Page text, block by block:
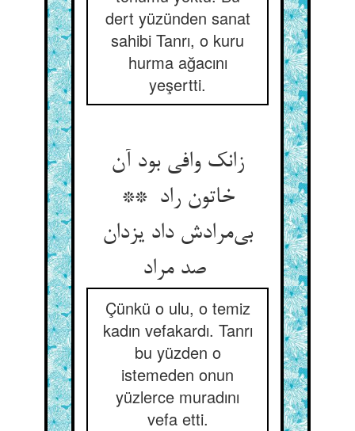
dert yüzünden sanat
sahibi Tanrı, o kuru
hurma ağacını
yeşertti.
زانک وافی بود آن
خاتون راد **
بی‌مرادش داد یزدان
Çünkü o ulu, o temiz
kadın vefakardı. Tanrı
bu yüzden o
istemeden onun
yüzlerce muradını
vefa etti.